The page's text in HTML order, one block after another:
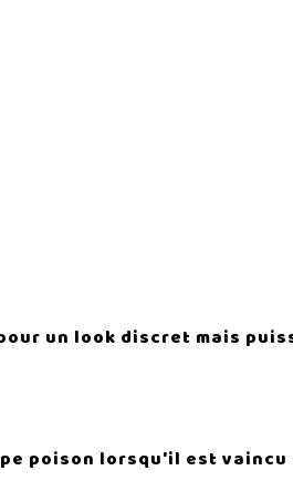
un look discret mais
poison lorsqu'il est vaincu